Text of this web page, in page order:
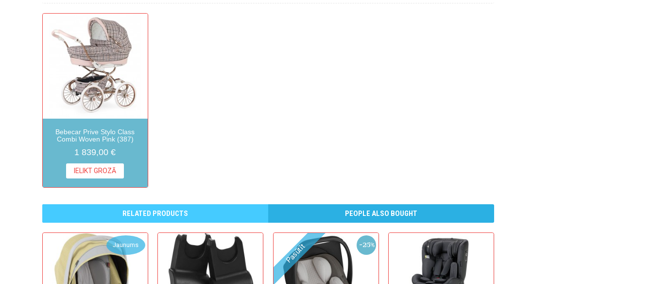
Bebecar Prive Stylo Class
Combi Woven Pink (387)
1 839,00 €
IELIKT GROZĀ
RELATED PRODUCTS PEOPLE ALSO BOUGHT
Jaunums -25%
Pasūtīt